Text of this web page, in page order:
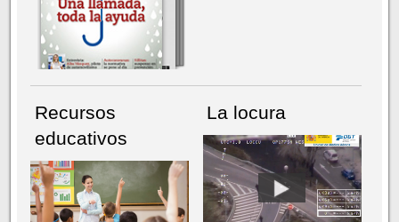
Recursos
educativos
La locura